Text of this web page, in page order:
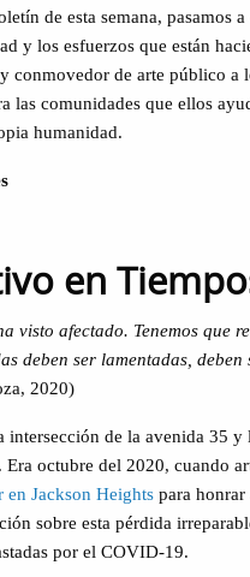
de esta semana, pasamos
y los esfuerzos que están
conmovedor de arte público a
las comunidades que ellos
humanidad.
en
visto afectado. Tenemos que
deben ser lamentadas,
2020)
de la avenida 35 y
octubre del 2020, cuando
en Jackson Heights para honrar
sobre esta pérdida
por el COVID-19.